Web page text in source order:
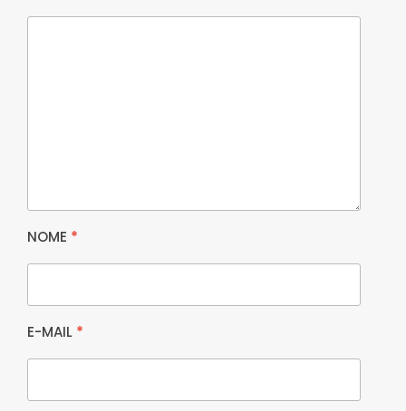
NOME *
E-MAIL *